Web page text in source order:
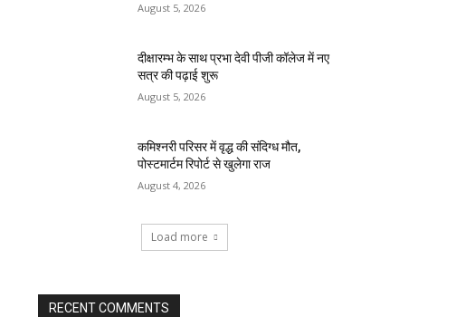
August 5, 2026
दीक्षारम्भ के साथ प्रभा देवी पीजी कॉलेज में नए
सत्र की पढ़ाई शुरू
August 5, 2026
कमिश्नरी परिसर में वृद्ध की संदिग्ध मौत,
पोस्टमार्टम रिपोर्ट से खुलेगा राज
August 4, 2026
Load more
RECENT COMMENTS